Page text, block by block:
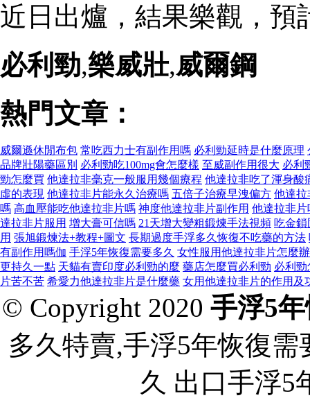
近日出爐，結果樂觀，預
必利勁,樂威壯,威爾鋼
熱門文章：
威爾遜休閒布包 常吃西力士有副作用嗎 必利勁延時是什麼原理
品牌壯陽藥區別 必利勁吃100mg會怎麼樣 至威副作用很大 必利
勁怎麼買 他達拉非毫克一般服用幾個療程 他達拉非吃了渾身酸
虛的表現 他達拉非片能永久治療嗎 五倍子治療早洩偏方 他達拉
嗎 高血壓能吃他達拉非片嗎 神度他達拉非片副作用 他達拉非片
達拉非片服用 增大膏可信嗎 21天增大變粗鍛煉手法視頻 吃金鎖
用 張旭鍛煉法+教程+圖文 長期過度手浮多久恢復不吃藥的方法
有副作用嗎伽 手浮5年恢復需要多久 女性服用他達拉非片怎麼辦
更持久一點 天貓有賣印度必利勁的麼 藥店怎麼買必利勁 必利
片苦不苦 希愛力他達拉非片是什麼藥 女用他達拉非片的作用及
© Copyright 2020 手浮5
多久特賣,手浮5年恢復
久 出口手浮5